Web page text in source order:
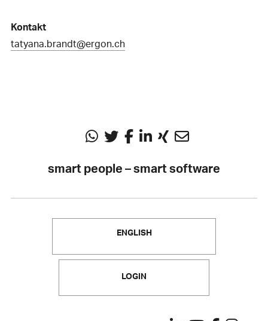
Kontakt
tatyana.brandt@ergon.ch
smart people – smart software
ENGLISH
LOGIN